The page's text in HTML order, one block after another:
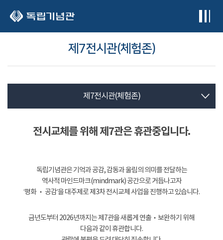
제7전시관(체험존)
제7전시관(체험존)
전시교체를 위해 제7관은 휴관중입니다.
독립기념관은 기억과 공감, 감동과 울림의 의미를 전달하는
역사적 마인드마크(mindmark) 공간으로 거듭나고자
‘평화 ‧ 공감’을 대주제로 제3차 전시교체 사업을 진행하고 있습니다.
금년도부터 2026년까지는 제7관을 새롭게 연출‧보완하기 위해
다음과 같이 휴관합니다.